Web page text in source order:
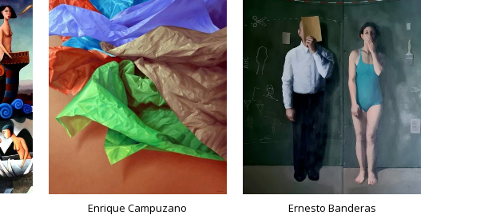
Enrique Campuzano Ernesto Banderas